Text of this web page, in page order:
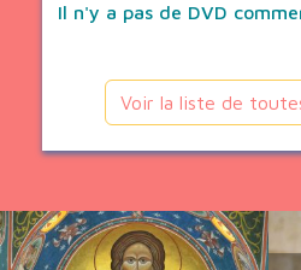
Il n'y a pas de DVD
Voir la liste de